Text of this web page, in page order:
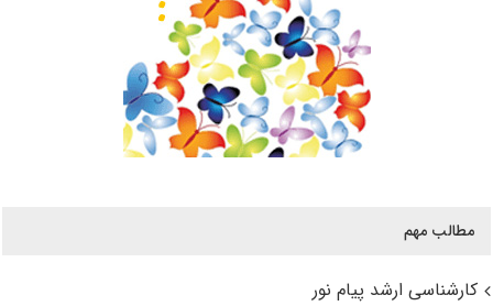
مطالب مهم
کارشناسی ارشد پیام نور